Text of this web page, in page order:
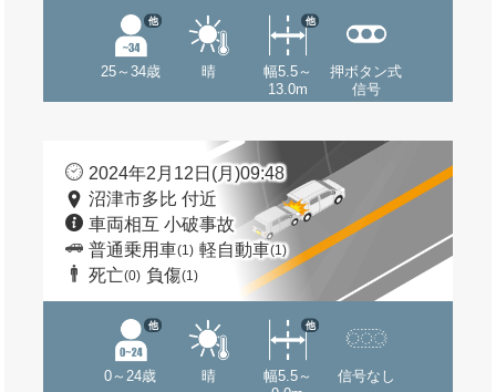
25～34歳
他
晴
幅5.5～
13.0m
他
押ボタン式
信号
2024年2月12日(月)09:48
沼津市多比 付近
車両相互 小破事故
普通乗用車(1) 軽自動車(1)
死亡(0) 負傷(1)
0～24歳
他
晴
幅5.5～
他
信号なし